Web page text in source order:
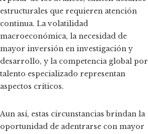
estructurales que requieren atención
continua. La volatilidad
macroeconómica, la necesidad de
mayor inversión en investigación y
desarrollo, y la competencia global por
talento especializado representan
aspectos críticos.
Aun así, estas circunstancias brindan la
oportunidad de adentrarse con mayor